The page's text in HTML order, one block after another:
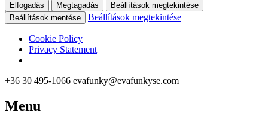
Elfogadás Megtagadás
Beállítások megtekintése
Beállítások mentése
Beállítások megtekintése
Cookie Policy
Privacy Statement
+36 30 495-1066 evafunky@evafunkyse.com
Ritmuscsapatok Országos Táncversenye és a Hip-Hop Unite
Menu